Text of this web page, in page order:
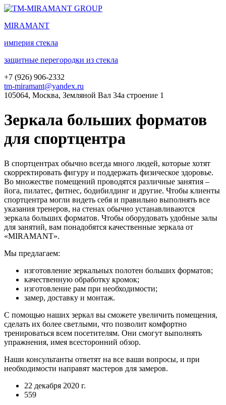
MIRAMANT
империя стекла
защитные перегородки из стекла
+7 (926) 906-2332
tm-miramant@yandex.ru
105064, Москва, Земляной Вал 34а строение 1
Зеркала больших форматов
для спортцентра
В спортцентрах обычно всегда много людей, которые хотят
скорректировать фигуру и поддержать физическое здоровье.
Во множестве помещений проводятся различные занятия –
йога, пилатес, фитнес, бодибилдинг и другие. Чтобы клиенты
спортцентра могли видеть себя и правильно выполнять все
указания тренеров, на стенах обычно устанавливаются
зеркала больших форматов. Чтобы оборудовать удобные залы
для занятий, вам понадобятся качественные зеркала от
«MIRAMANT».
Мы предлагаем:
изготовление зеркальных полотен больших форматов;
качественную обработку кромок;
изготовление рам при необходимости;
замер, доставку и монтаж.
С помощью наших зеркал вы сможете увеличить помещения,
сделать их более светлыми, что позволит комфортно
тренироваться всем посетителям. Они смогут выполнять
упражнения, имея всесторонний обзор.
Наши консультанты ответят на все ваши вопросы, и при
необходимости направят мастеров для замеров.
22 декабря 2020 г.
559